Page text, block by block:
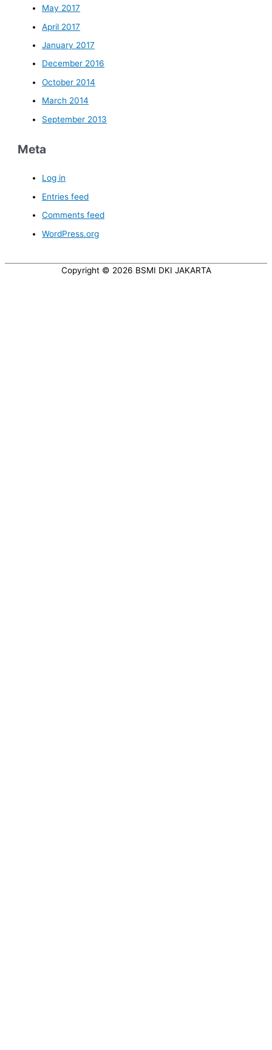
May 2017
April 2017
January 2017
December 2016
October 2014
March 2014
September 2013
Meta
Log in
Entries feed
Comments feed
WordPress.org
Copyright © 2026 BSMI DKI JAKARTA